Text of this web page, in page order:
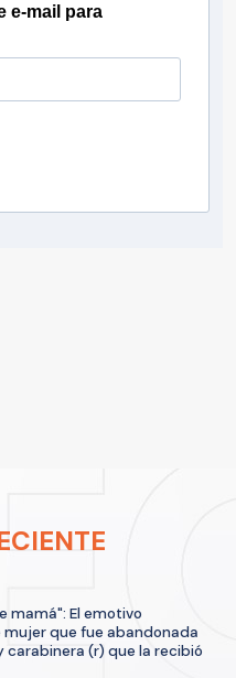
e-mail para
mamá": El emotivo
que fue abandonada
carabinera (r) que la recibió